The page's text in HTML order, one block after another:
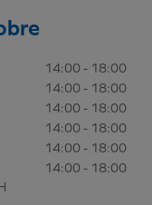
14:00 - 18:00
14:00 - 18:00
14:00 - 18:00
14:00 - 18:00
14:00 - 18:00
14:00 - 18:00